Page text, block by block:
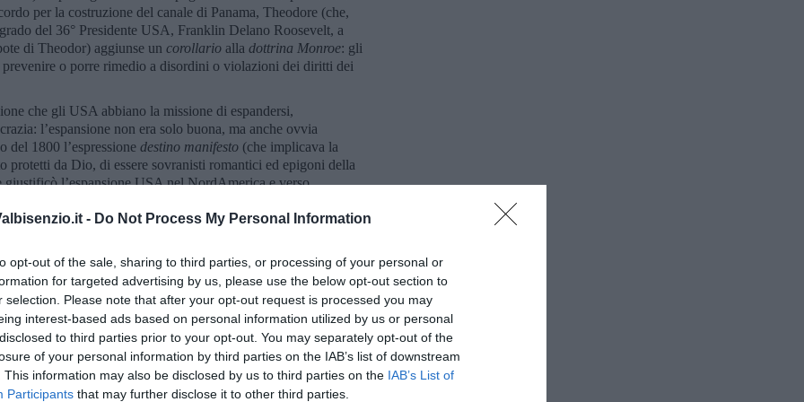
- Do Not Process My Personal Information
opt-out of the sale, sharing to third parties, or processing of your personal or
for targeted advertising by us, please use the below opt-out section to
selection. Please note that after your opt-out request is processed you may
interest-based ads based on personal information utilized by us or personal
to third parties prior to your opt-out. You may separately opt-out of the
of your personal information by third parties on the IAB’s list of downstream
This information may also be disclosed by us to third parties on the IAB’s List of
Participants that may further disclose it to other third parties.
per la costruzione del canale di Panama, Theodore (che,
del 36° Presidente USA, Franklin Delano Roosevelt, a
di Theodor) aggiunse un corollario alla dottrina Monroe: gli
o porre rimedio a disordini o violazioni dei diritti dei
che gli USA abbiano la missione di espandersi,
l’espansione non era solo buona, ma anche ovvia
del 1800 l’espressione destino manifesto (che implicava la
protetti da Dio, di essere sovranisti romantici ed epigoni della
giustificò l’espansione USA nel NordAmerica e verso
giornalista del Partito Democratico, affermava, ad esempio,
E tale rivendicazione è per diritto del nostro destino
che la Provvidenza ci ha dato per lo sviluppo di un
federato, che ci è stato affidato. Il conservatore Robert
USA:
Suppongo che il diritto di un destino manifesto
alcuna nazione ad eccezione della nazione Yankee. Ma
nell’immaginario della nazione USA fin dall’esaltazione
Thomas Paine, autore del pamphlet del 1776Common
Lincoln. Un fenomeno parallelo alManifest destinyfu
cercarono di favorire in ogni modo illegale l’annessione del
Cuba e Nicaragua). Ben più gravi furono le conseguenze del
incoraggiati acivilizzarsiin quantoselvaggio, in